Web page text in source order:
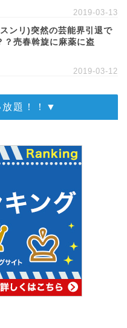
2019-03-13
ンリ)突然の芸能界引退で
？売春斡旋に麻薬に盗
2019-03-12
題！！▼